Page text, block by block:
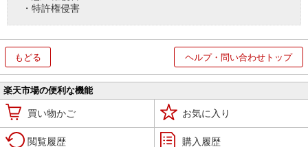
・特許権侵害
もどる ヘルプ・問い合わせトップ
楽天市場の便利な機能
買い物かご お気に入り
閲覧履歴 購入履歴